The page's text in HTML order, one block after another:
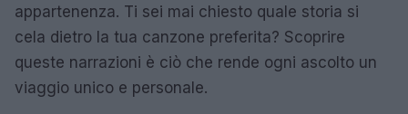
appartenenza. Ti sei mai chiesto quale storia si
cela dietro la tua canzone preferita? Scoprire
queste narrazioni è ciò che rende ogni ascolto un
viaggio unico e personale.